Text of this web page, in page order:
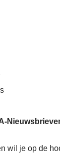
wil je op de